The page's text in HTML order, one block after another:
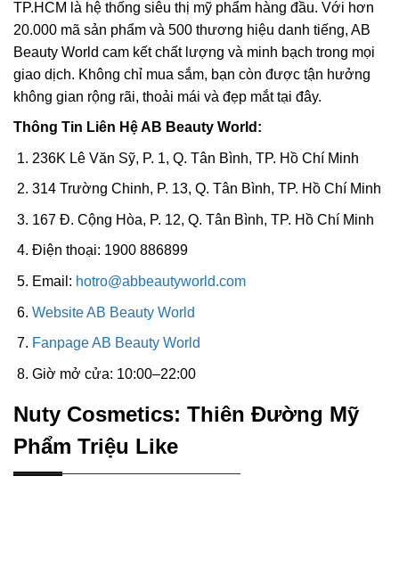
TP.HCM là hệ thống siêu thị mỹ phẩm hàng đầu. Với hơn
20.000 mã sản phẩm và 500 thương hiệu danh tiếng, AB
Beauty World cam kết chất lượng và minh bạch trong mọi
giao dịch. Không chỉ mua sắm, bạn còn được tận hưởng
không gian rộng rãi, thoải mái và đẹp mắt tại đây.
Thông Tin Liên Hệ AB Beauty World:
236K Lê Văn Sỹ, P. 1, Q. Tân Bình, TP. Hồ Chí Minh
314 Trường Chinh, P. 13, Q. Tân Bình, TP. Hồ Chí Minh
167 Đ. Cộng Hòa, P. 12, Q. Tân Bình, TP. Hồ Chí Minh
Điện thoại: 1900 886899
Email: hotro@abbeautyworld.com
Website AB Beauty World
Fanpage AB Beauty World
Giờ mở cửa: 10:00–22:00
Nuty Cosmetics: Thiên Đường Mỹ
Phẩm Triệu Like